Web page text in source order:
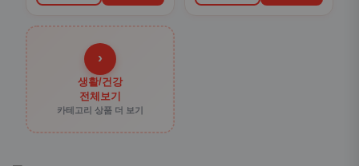
›
생활/건강
전체보기
카테고리 상품 더 보기